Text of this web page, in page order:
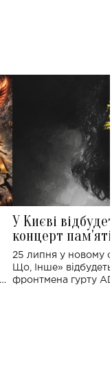
У Києві
концерт
Клименка:
виконають
25 липня у новому
Що, Інше»
фронтмена гурту